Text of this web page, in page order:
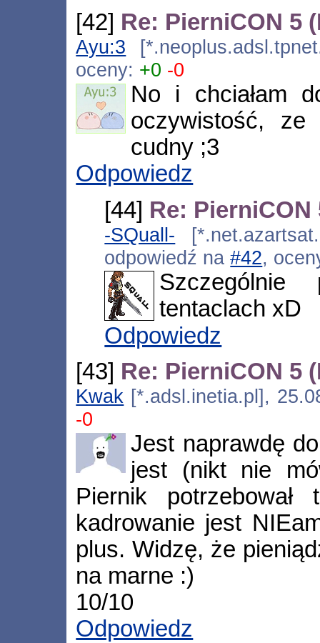
[42] Re: PierniCON 5
Ayu:3
oceny: +0 -0
No i chciałam
oczywistość,
cudny ;3
Odpowiedz
[44] Re: PierniCON
-SQuall-
odpowiedź na#42,
tentaclach xD
Odpowiedz
[43] Re: PierniCON 5
Kwak [*.adsl.inetia.pl],
-0
Jest naprawdę
jest (nikt nie
Piernik
kadrowanie jest
plus. Widzę, że
na marne :)
10/10
Odpowiedz